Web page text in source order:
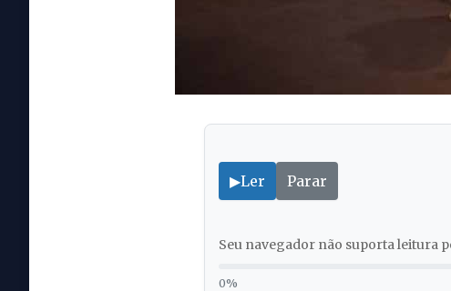
▶Ler Parar
Seu navegador não suporta leitura
0%